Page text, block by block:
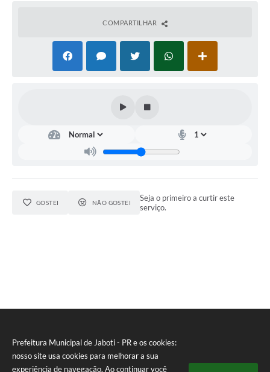
Prefeitura Municipal de Jaboti - PR e os cookies:
nosso site usa cookies para melhorar a sua
experiência de navegação. Ao continuar você
COMPARTILHAR
GOSTEI NÃO GOSTEI
Seja o primeiro a curtir este
serviço.